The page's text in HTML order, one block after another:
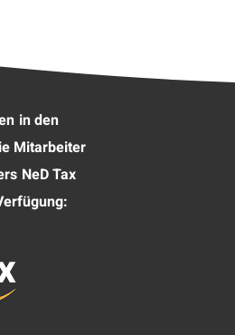
in den
Mitarbeiter
NeD Tax